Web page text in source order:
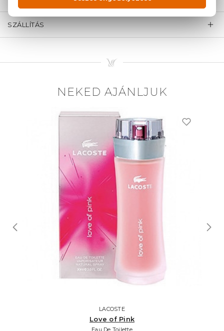
SZÁLLÍTÁS
NEKED AJÁNLJUK
LACOSTE
Love of Pink
Eau De Toilette